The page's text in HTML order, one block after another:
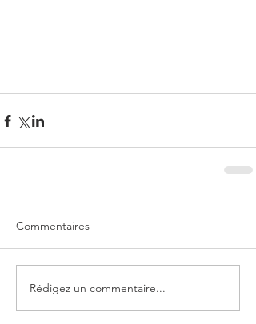
Commentaires
Rédigez un commentaire...